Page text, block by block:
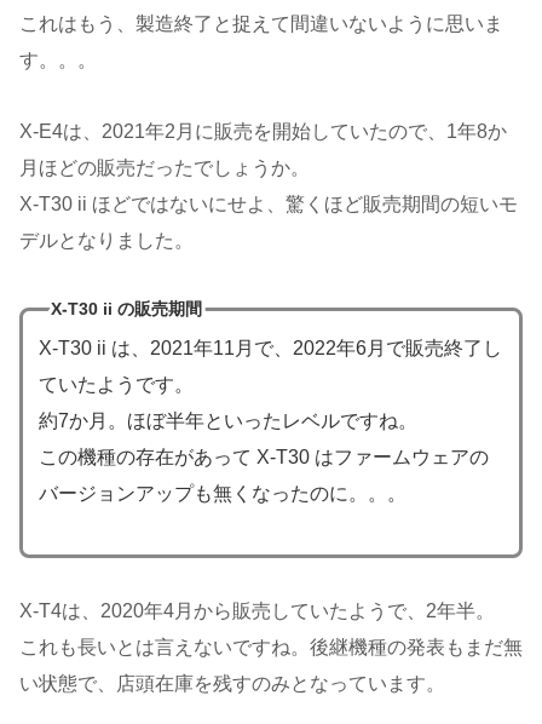
これはもう、製造終了と捉えて間違いないように思いま
す。。。
X-E4は、2021年2月に販売を開始していたので、1年8か
月ほどの販売だったでしょうか。
X-T30 ii ほどではないにせよ、驚くほど販売期間の短いモ
デルとなりました。
X-T30 ii の販売期間
X-T30 ii は、2021年11月で、2022年6月で販売終了し
ていたようです。
約7か月。ほぼ半年といったレベルですね。
この機種の存在があって X-T30 はファームウェアの
バージョンアップも無くなったのに。。。
X-T4は、2020年4月から販売していたようで、2年半。
これも長いとは言えないですね。後継機種の発表もまだ無
い状態で、店頭在庫を残すのみとなっています。